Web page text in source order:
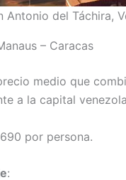
Antonio del Táchira,
– Caracas
medio que
a la capital
por persona.
: